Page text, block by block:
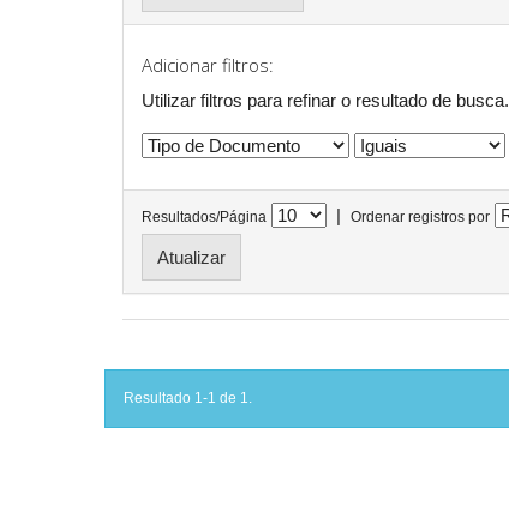
Adicionar filtros:
Utilizar filtros para refinar o resultado de busca.
Resultados/Página | Ordenar registros por
Resultado 1-1 de 1.